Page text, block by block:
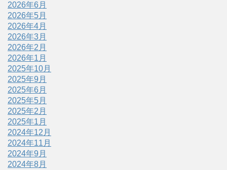
2026年6月
2026年5月
2026年4月
2026年3月
2026年2月
2026年1月
2025年10月
2025年9月
2025年6月
2025年5月
2025年2月
2025年1月
2024年12月
2024年11月
2024年9月
2024年8月